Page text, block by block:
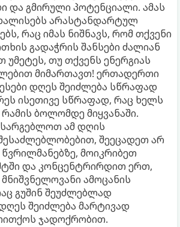
და გმირული პოტენციალი. ამას
არასტანდარტულ
რაც იმას ნიშნავს, რომ თქვენი
გადაჭრის შანსები ძალიან
უმეტეს, თუ თქვენს ენერგიას
მიმართავთ! ერთადერთი
დღეს შეიძლება სწრაფად
ისეთივე სწრაფად, რაც ხელს
ბოლომდე მიყვანაში.
ამ დღის
შეეცადეთ არ
მოიკრიბეთ
და კონცენტრირდით ერთ,
ამოცანის
გუშინ შეუძლებლად
შეიძლება მარტივად
ჯადოქრობით.